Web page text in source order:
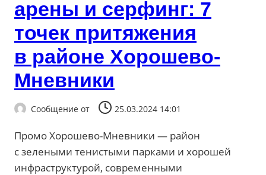
арены и серфинг: 7
точек притяжения
в районе Хорошево-
Мневники
Сообщение от 25.03.2024 14:01
Промо Хорошево-Мневники — район
с зелеными тенистыми парками и хорошей
инфраструктурой, современными